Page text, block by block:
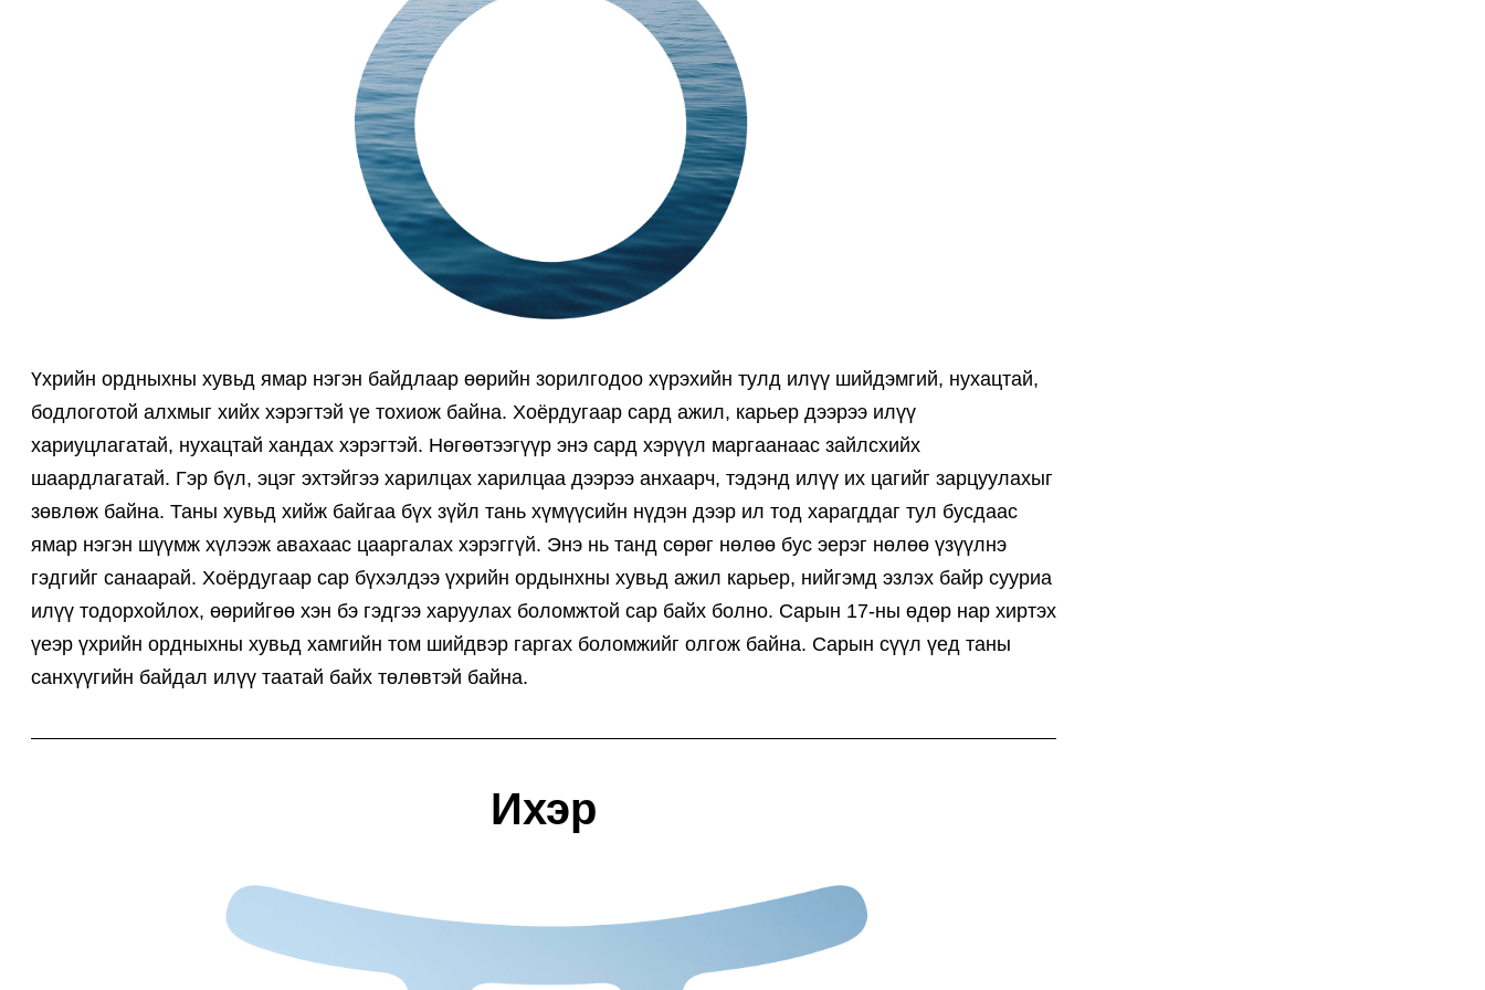
Үхрийн ордныхны хувьд ямар нэгэн байдлаар өөрийн зорилгодоо хүрэхийн тулд илүү шийдэмгий, нухацтай,
бодлоготой алхмыг хийх хэрэгтэй үе тохиож байна. Хоёрдугаар сард ажил, карьер дээрээ илүү
хариуцлагатай, нухацтай хандах хэрэгтэй. Нөгөөтээгүүр энэ сард хэрүүл маргаанаас зайлсхийх
шаардлагатай. Гэр бүл, эцэг эхтэйгээ харилцах харилцаа дээрээ анхаарч, тэдэнд илүү их цагийг зарцуулахыг
зөвлөж байна. Таны хувьд хийж байгаа бүх зүйл тань хүмүүсийн нүдэн дээр ил тод харагддаг тул бусдаас
ямар нэгэн шүүмж хүлээж авахаас цааргалах хэрэггүй. Энэ нь танд сөрөг нөлөө бус эерэг нөлөө үзүүлнэ
гэдгийг санаарай. Хоёрдугаар сар бүхэлдээ үхрийн ордынхны хувьд ажил карьер, нийгэмд эзлэх байр сууриа
илүү тодорхойлох, өөрийгөө хэн бэ гэдгээ харуулах боломжтой сар байх болно. Сарын 17-ны өдөр нар хиртэх
үеэр үхрийн ордныхны хувьд хамгийн том шийдвэр гаргах боломжийг олгож байна. Сарын сүүл үед таны
санхүүгийн байдал илүү таатай байх төлөвтэй байна.
Ихэр